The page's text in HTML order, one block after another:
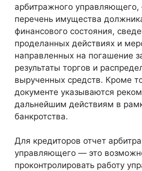
арбитражного
перечень имущества
финансового состояния,
проделанных действиях и
направленных на погашение
результаты торгов и
вырученных средств. Кроме
документе указываются
дальнейшим действиям в
банкротства.
Для кредиторов отчет
управляющего — это
проконтролировать работу